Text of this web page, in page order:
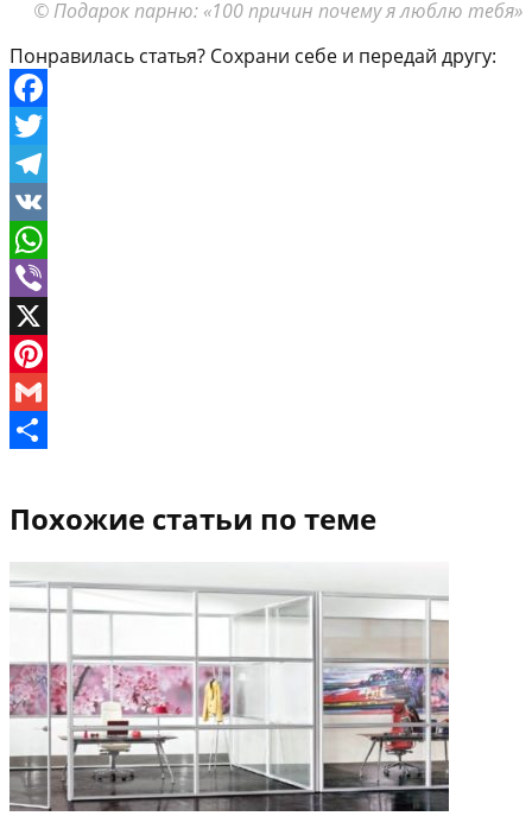
© Подарок парню: «100 причин почему я люблю тебя»
Понравилась статья? Сохрани себе и передай другу:
Facebook
Twitter
Telegram
VK
WhatsApp
Viber
X
Pinterest
Gmail
Похожие статьи по теме